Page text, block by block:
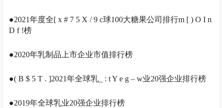
●2021年度全[ x # 7 5 X / 9 c球100大糖果公司排行m [ ) O I n
D f !榜
●2020年乳制品上市企业市值排行榜
●( B $ 5 T . ]2021年全球乳 _ : t Y e g – w业20强企业排行榜
●2019年全球乳业20强企业排行榜